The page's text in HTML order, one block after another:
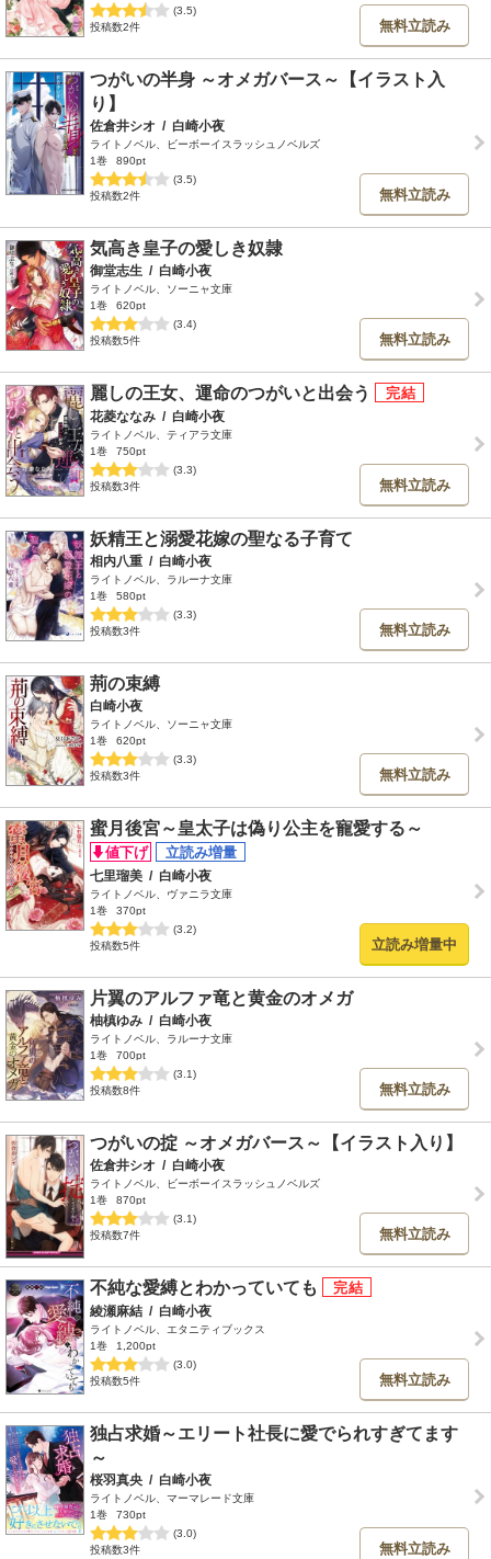
(3.5)
投稿数2件
無料立読み
つがいの半身 ～オメガバース～【イラスト入
り】
佐倉井シオ / 白崎小夜
ライトノベル、ビーボーイスラッシュノベルズ
1巻
890pt
(3.5)
投稿数2件
無料立読み
気高き皇子の愛しき奴隷
御堂志生 / 白崎小夜
ライトノベル、ソーニャ文庫
1巻
620pt
(3.4)
投稿数5件
無料立読み
麗しの王女、運命のつがいと出会う
花菱ななみ / 白崎小夜
ライトノベル、ティアラ文庫
1巻
750pt
(3.3)
投稿数3件
無料立読み
妖精王と溺愛花嫁の聖なる子育て
相内八重 / 白崎小夜
ライトノベル、ラルーナ文庫
1巻
580pt
(3.3)
投稿数3件
無料立読み
荊の束縛
白崎小夜
ライトノベル、ソーニャ文庫
1巻
620pt
(3.3)
投稿数3件
無料立読み
蜜月後宮～皇太子は偽り公主を寵愛する～
七里瑠美 / 白崎小夜
ライトノベル、ヴァニラ文庫
1巻
370pt
(3.2)
投稿数5件
立読み増量中
片翼のアルファ竜と黄金のオメガ
柚槙ゆみ / 白崎小夜
ライトノベル、ラルーナ文庫
1巻
700pt
(3.1)
投稿数8件
無料立読み
つがいの掟 ～オメガバース～【イラスト入り】
佐倉井シオ / 白崎小夜
ライトノベル、ビーボーイスラッシュノベルズ
1巻
870pt
(3.1)
投稿数7件
無料立読み
不純な愛縛とわかっていても
綾瀬麻結 / 白崎小夜
ライトノベル、エタニティブックス
1巻
1,200pt
(3.0)
投稿数5件
無料立読み
独占求婚～エリート社長に愛でられすぎてます
～
桜羽真央 / 白崎小夜
ライトノベル、マーマレード文庫
1巻
730pt
(3.0)
投稿数3件
無料立読み